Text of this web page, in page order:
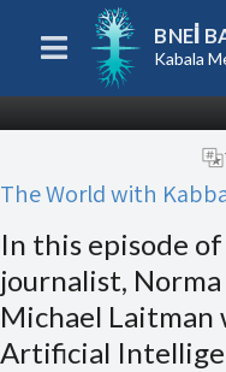
BNEI
Kabala
The World with
In this episode
journalist,
Michael Laitman
Artificial